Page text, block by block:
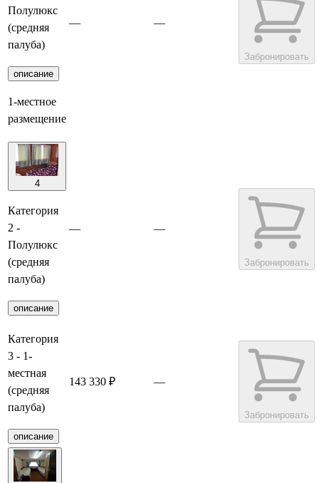
Полулюкс
(средняя
палуба)
описание
1-местное
размещение
— —
Забронировать
4
Категория
2 -
Полулюкс
(средняя
палуба)
описание
— —
Забронировать
Категория
3 - 1-
местная
(средняя
палуба)
описание
143 330 ₽ —
Забронировать